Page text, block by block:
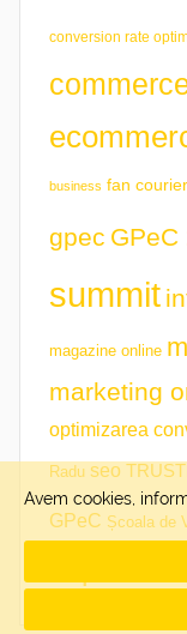
conversion rate
business fan courier
gpec GPeC
summit
magazine online
marketing
optimizarea
Radu seo
GPeC Școala de